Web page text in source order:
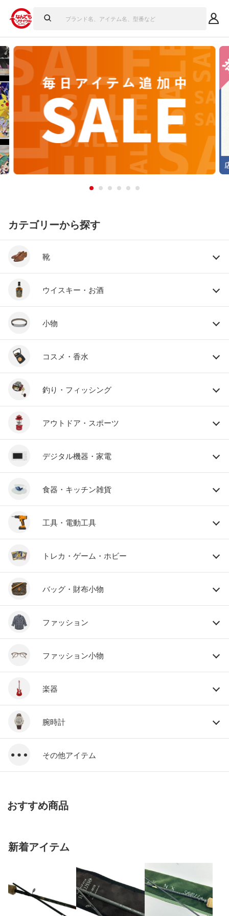
カテゴリーから探す
靴
ウイスキー・お酒
小物
コスメ・香水
釣り・フィッシング
アウトドア・スポーツ
デジタル機器・家電
食器・キッチン雑貨
工具・電動工具
トレカ・ゲーム・ホビー
バッグ・財布小物
ファッション
ファッション小物
楽器
腕時計
その他アイテム
おすすめ商品
新着アイテム